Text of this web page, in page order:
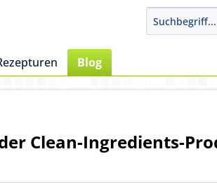
Blog
Clean-Ingredients-